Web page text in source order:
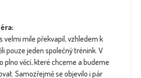
velmi mile překvapil, vzhledem k
pouze jeden společný trénink. V
plno věcí, které chceme a budeme
Samozřejmě se objevilo i pár